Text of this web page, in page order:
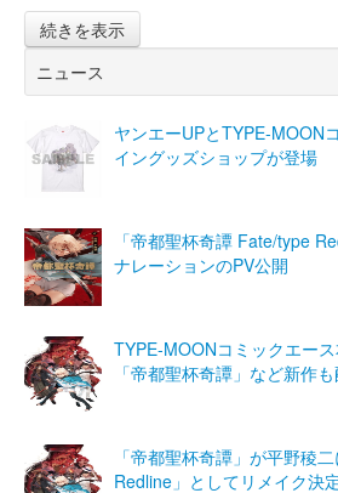
続きを表示
ニュース
ヤンエーUPとTYPE-MOON
イングッズショップが登場
「帝都聖杯奇譚 Fate/type
ナレーションのPV公開
TYPE-MOONコミックエー
「帝都聖杯奇譚」など新作
「帝都聖杯奇譚」が平野稜
Redline」としてリメイク決